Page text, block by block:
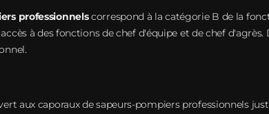
professionnelscorrespond à la catégorie B de la
à des fonctions de chef d'équipe et de chef
aux caporaux de sapeurs-pompiers professionnels